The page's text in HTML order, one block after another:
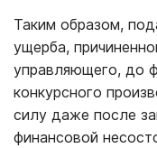
Таким образом,
ущерба,
управляющего, до
конкурсного
силу даже после
финансовой